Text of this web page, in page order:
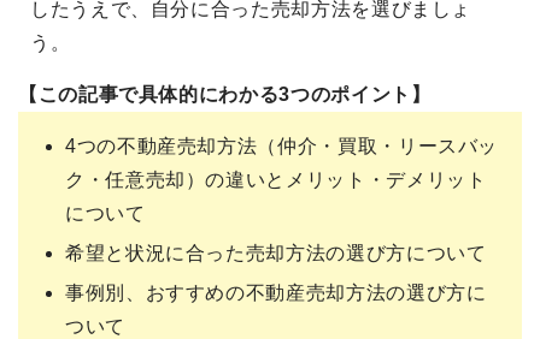
したうえで、自分に合った売却方法を選びましょ
う。
【この記事で具体的にわかる3つのポイント】
4つの不動産売却方法（仲介・買取・リースバッ
ク・任意売却）の違いとメリット・デメリット
について
希望と状況に合った売却方法の選び方について
事例別、おすすめの不動産売却方法の選び方に
ついて